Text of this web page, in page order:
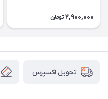
2,900,000 تومان
تحویل اکسپرس